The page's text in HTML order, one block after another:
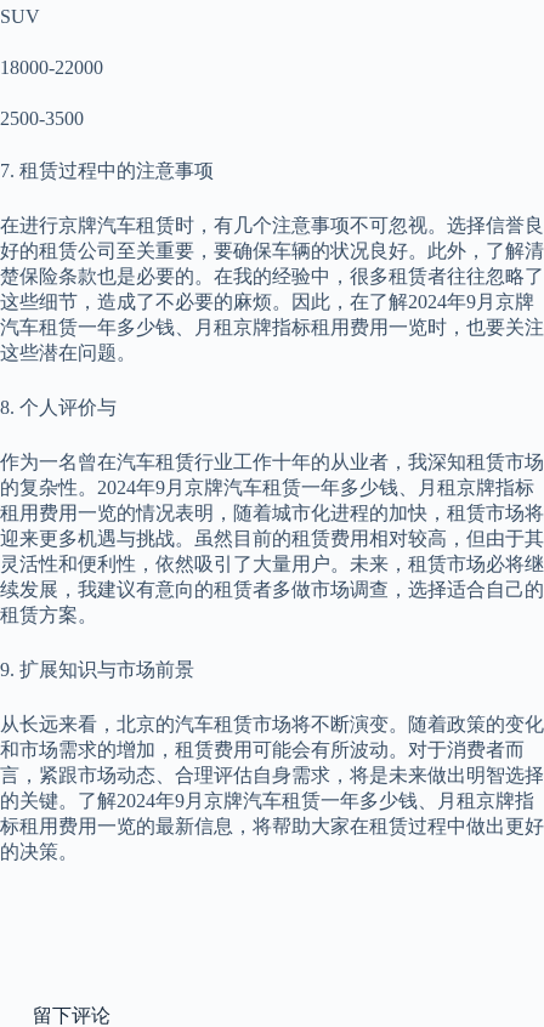
SUV
18000-22000
2500-3500
7. 租赁过程中的注意事项
在进行京牌汽车租赁时，有几个注意事项不可忽视。选择信誉良
好的租赁公司至关重要，要确保车辆的状况良好。此外，了解清
楚保险条款也是必要的。在我的经验中，很多租赁者往往忽略了
这些细节，造成了不必要的麻烦。因此，在了解2024年9月京牌
汽车租赁一年多少钱、月租京牌指标租用费用一览时，也要关注
这些潜在问题。
8. 个人评价与
作为一名曾在汽车租赁行业工作十年的从业者，我深知租赁市场
的复杂性。2024年9月京牌汽车租赁一年多少钱、月租京牌指标
租用费用一览的情况表明，随着城市化进程的加快，租赁市场将
迎来更多机遇与挑战。虽然目前的租赁费用相对较高，但由于其
灵活性和便利性，依然吸引了大量用户。未来，租赁市场必将继
续发展，我建议有意向的租赁者多做市场调查，选择适合自己的
租赁方案。
9. 扩展知识与市场前景
从长远来看，北京的汽车租赁市场将不断演变。随着政策的变化
和市场需求的增加，租赁费用可能会有所波动。对于消费者而
言，紧跟市场动态、合理评估自身需求，将是未来做出明智选择
的关键。了解2024年9月京牌汽车租赁一年多少钱、月租京牌指
标租用费用一览的最新信息，将帮助大家在租赁过程中做出更好
的决策。
留下评论